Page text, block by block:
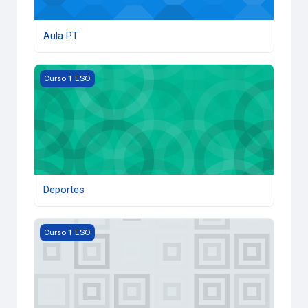
Aula PT
Deportes
Curso 1 ESO
Deportes
Ámbito socio-lingüístico
Curso 1 ESO